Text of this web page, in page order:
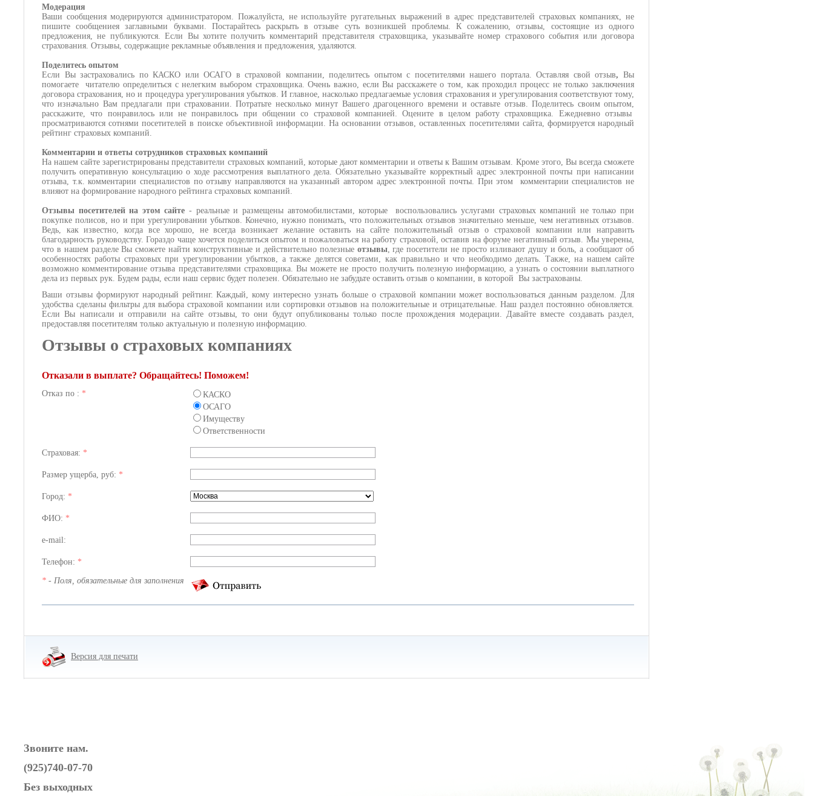
Модерация
Ваши сообщения модерируются администратором. Пожалуйста, не используйте ругательных выражений в адрес представителей страховых компаниях, не
пишите сообщениея заглавными буквами. Постарайтесь раскрыть в отзыве суть возникшей проблемы. К сожалению, отзывы, состоящие из одного
предложения, не публикуются. Если Вы хотите получить комментарий представителя страховщика, указывайте номер страхового события или договора
страхования. Отзывы, содержащие рекламные объявления и предложения, удаляются.
Поделитесь опытом
Если Вы застраховались по КАСКО или ОСАГО в страховой компании, поделитесь опытом с посетителями нашего портала. Оставляя свой отзыв, Вы
помогаете
читателю определиться с нелегким выбором страховщика. Очень важно, если Вы расскажете о том, как проходил процесс не только заключения
договора страхования, но и процедура урегулирования убытков. И главное, насколько предлагаемые условия страхования и урегулирования соответствуют тому,
что изначально Вам предлагали при страховании. Потратьте несколько минут Вашего драгоценного времени и оставьте отзыв. Поделитесь своим опытом,
расскажите, что понравилось или не понравилось при общении со страховой компанией. Оцените в целом работу страховщика. Ежедневно отзывы
просматриваются сотнями посетителей в поиске объективной информации. На основании отзывов, оставленных посетителями сайта, формируется народный
рейтинг страховых компаний.
Комментарии и ответы сотрудников страховых компаний
На нашем сайте зарегистрированы представители страховых компаний, которые дают комментарии и ответы к Вашим отзывам. Кроме этого, Вы всегда сможете
получить оперативную консультацию о ходе рассмотрения выплатного дела. Обязательно указывайте корректный адрес электронной почты при написании
отзыва, т.к. комментарии специалистов по отзыву направляются на указанный автором адрес электронной почты. При этом комментарии специалистов не
влияют на формирование народного рейтинга страховых компаний.
Отзывы посетителей на этом сайте- реальные и размещены автомобилистами, которые воспользовались услугами страховых компаний не только при
покупке полисов, но и при урегулировании убытков. Конечно, нужно понимать, что положительных отзывов значительно меньше, чем негативных отзывов.
Ведь, как известно, когда все хорошо, не всегда возникает желание оставить на сайте положительный отзыв о страховой компании или направить
благодарность руководству. Гораздо чаще хочется поделиться опытом и пожаловаться на работу страховой, оставив на форуме негативный отзыв. Мы уверены,
что в нашем разделе Вы сможете найти конструктивные и действительно полезные отзывы, где посетители не просто изливают душу и боль, а сообщают об
особенностях работы страховых при урегулировании убытков, а также делятся советами, как правильно и что необходимо делать. Также, на нашем сайте
возможно комментирование отзыва представителями страховщика. Вы можете не просто получить полезную информацию, а узнать о состоянии выплатного
дела из первых рук. Будем рады, если наш сервис будет полезен. Обязательно не забудьте оставить отзыв о компании, в которой Вы застрахованы.
Ваши отзывы формируют народный рейтинг. Каждый, кому интересно узнать больше о страховой компании может воспользоваться данным разделом. Для
удобства сделаны фильтры для выбора страховой компании или сортировки отзывов на положительные и отрицательные. Наш раздел постоянно обновляется.
Если Вы написали и отправили на сайте отзывы, то они будут опубликованы только после прохождения модерации. Давайте вместе создавать раздел,
предоставляя посетителям только актуальную и полезную информацию.
Отзывы о страховых компаниях
Отказали в выплате? Обращайтесь! Поможем!
Отказ по : *
КАСКО
ОСАГО
Имуществу
Ответственности
Страховая: *
Размер ущерба, руб: *
Город: *
ФИО: *
e-mail:
Телефон: *
* - Поля, обязательные для заполнения
Версия для печати
Звоните нам.
(925)740-07-70
Без выходных